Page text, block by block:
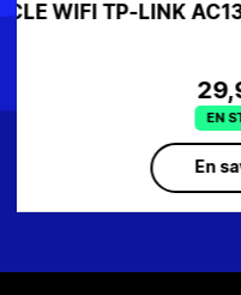
CLE WIFI TP-LINK